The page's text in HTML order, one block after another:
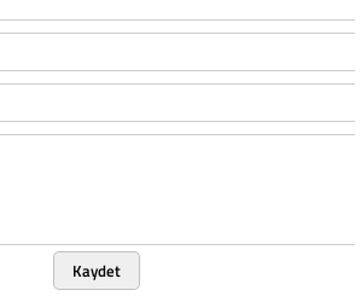
Kaydet